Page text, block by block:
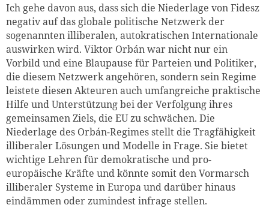
Ich gehe davon aus, dass sich die Niederlage von Fidesz
negativ auf das globale politische Netzwerk der
sogenannten illiberalen, autokratischen Internationale
auswirken wird. Viktor Orbán war nicht nur ein
Vorbild und eine Blaupause für Parteien und Politiker,
die diesem Netzwerk angehören, sondern sein Regime
leistete diesen Akteuren auch umfangreiche praktische
Hilfe und Unterstützung bei der Verfolgung ihres
gemeinsamen Ziels, die EU zu schwächen. Die
Niederlage des Orbán-Regimes stellt die Tragfähigkeit
illiberaler Lösungen und Modelle in Frage. Sie bietet
wichtige Lehren für demokratische und pro-
europäische Kräfte und könnte somit den Vormarsch
illiberaler Systeme in Europa und darüber hinaus
eindämmen oder zumindest infrage stellen.